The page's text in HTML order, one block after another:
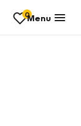
0Menu